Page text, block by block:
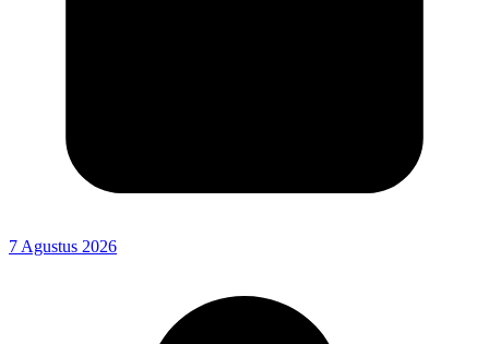
7 Agustus 2026